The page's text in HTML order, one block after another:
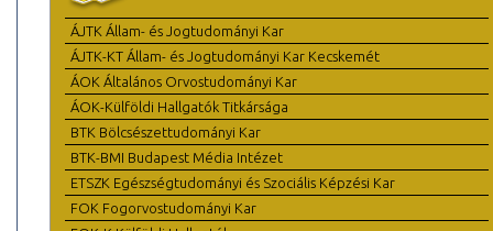
ÁJTK Állam- és Jogtudományi Kar
ÁJTK-KT Állam- és Jogtudományi Kar Kecskemét
ÁOK Általános Orvostudományi Kar
ÁOK-Külföldi Hallgatók Titkársága
BTK Bölcsészettudományi Kar
BTK-BMI Budapest Média Intézet
ETSZK Egészségtudományi és Szociális Képzési Kar
FOK Fogorvostudományi Kar